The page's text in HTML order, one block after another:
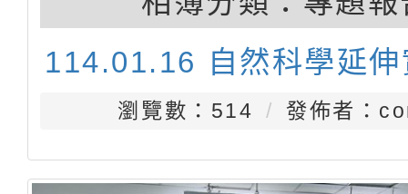
114.01.16 自然科學延伸
瀏覽數：514 發佈者：